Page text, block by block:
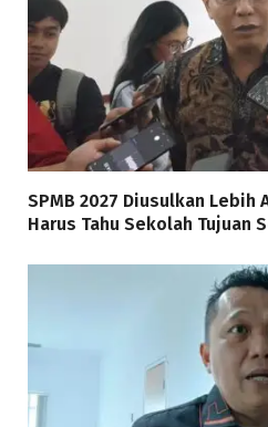
SPMB 2027 Diusulkan Lebih
Harus Tahu Sekolah Tujuan